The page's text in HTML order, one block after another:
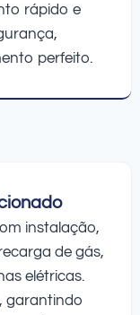
rápido e
perfeito.
instalação,
de gás,
elétricas.
garantindo